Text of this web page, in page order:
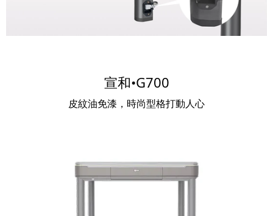
宣和•G700
皮紋油免漆，時尚型格打動人心